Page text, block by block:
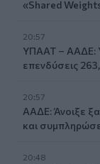
«Shared
20:57
ΥΠΑΑΤ – ΑΑΔΕ:
επενδύσεις
20:57
ΑΑΔΕ: Άνοιξε
και
20:48